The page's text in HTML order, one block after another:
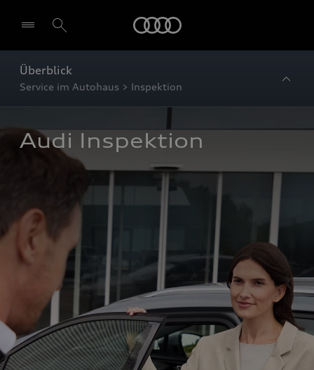
Überblick
Service im Autohaus > Inspektion
Audi Inspektion